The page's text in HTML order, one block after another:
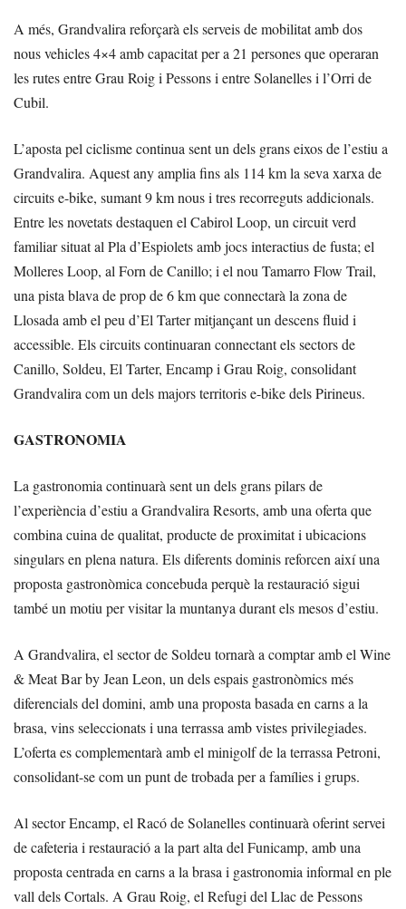
A més, Grandvalira reforçarà els serveis de mobilitat amb dos
nous vehicles 4×4 amb capacitat per a 21 persones que operaran
les rutes entre Grau Roig i Pessons i entre Solanelles i l’Orri de
Cubil.
L’aposta pel ciclisme continua sent un dels grans eixos de l’estiu a
Grandvalira. Aquest any amplia fins als 114 km la seva xarxa de
circuits e-bike, sumant 9 km nous i tres recorreguts addicionals.
Entre les novetats destaquen el Cabirol Loop, un circuit verd
familiar situat al Pla d’Espiolets amb jocs interactius de fusta; el
Molleres Loop, al Forn de Canillo; i el nou Tamarro Flow Trail,
una pista blava de prop de 6 km que connectarà la zona de
Llosada amb el peu d’El Tarter mitjançant un descens fluid i
accessible. Els circuits continuaran connectant els sectors de
Canillo, Soldeu, El Tarter, Encamp i Grau Roig, consolidant
Grandvalira com un dels majors territoris e-bike dels Pirineus.
GASTRONOMIA
La gastronomia continuarà sent un dels grans pilars de
l’experiència d’estiu a Grandvalira Resorts, amb una oferta que
combina cuina de qualitat, producte de proximitat i ubicacions
singulars en plena natura. Els diferents dominis reforcen així una
proposta gastronòmica concebuda perquè la restauració sigui
també un motiu per visitar la muntanya durant els mesos d’estiu.
A Grandvalira, el sector de Soldeu tornarà a comptar amb el Wine
& Meat Bar by Jean Leon, un dels espais gastronòmics més
diferencials del domini, amb una proposta basada en carns a la
brasa, vins seleccionats i una terrassa amb vistes privilegiades.
L’oferta es complementarà amb el minigolf de la terrassa Petroni,
consolidant-se com un punt de trobada per a famílies i grups.
Al sector Encamp, el Racó de Solanelles continuarà oferint servei
de cafeteria i restauració a la part alta del Funicamp, amb una
proposta centrada en carns a la brasa i gastronomia informal en ple
vall dels Cortals. A Grau Roig, el Refugi del Llac de Pessons